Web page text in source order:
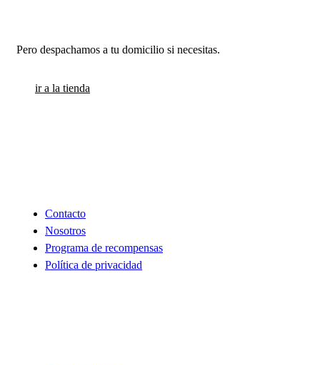
Pero despachamos a tu domicilio si necesitas.
ir a la tienda
Contacto
Nosotros
Programa de recompensas
Política de privacidad